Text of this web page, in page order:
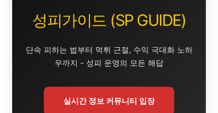
성피가이드 (SP GUIDE)
단속 피하는 법부터 먹튀 근절, 수익 극대화 노하
우까지 - 성피 운영의 모든 해답
실시간 정보 커뮤니티 입장